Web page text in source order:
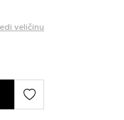
veličinu